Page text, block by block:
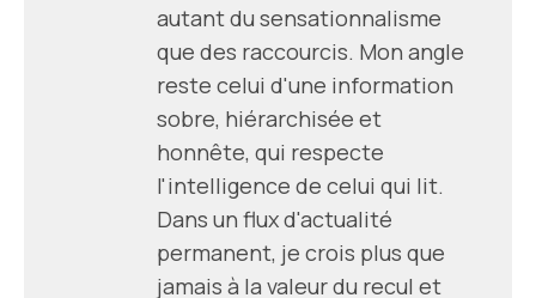
autant du sensationnalisme
que des raccourcis. Mon angle
reste celui d'une information
sobre, hiérarchisée et
honnête, qui respecte
l'intelligence de celui qui lit.
Dans un flux d'actualité
permanent, je crois plus que
jamais à la valeur du recul et